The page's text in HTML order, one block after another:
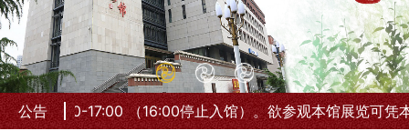
公告
： 9:00-17:00 （16:00停止入馆）。欲参观本馆展览可凭